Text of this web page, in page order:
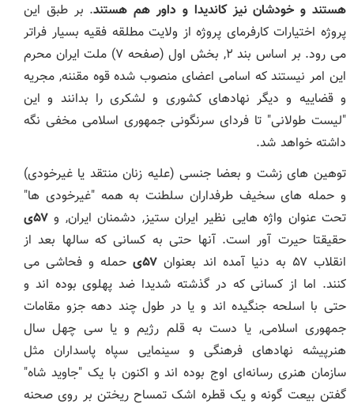
هستند و خودشان نیز کاندیدا و داور هم هستند. بر طبق این
پروژه اختیارات کارفرمای پروژه از ولایت مطلقه فقیه بسیار فراتر
می رود. بر اساس بند ۲, بخش اول (صفحه ۷) ملت ایران محرم
این امر نیستند که اسامی اعضای منصوب شده قوه مقننه, مجریه
و قضاییه و دیگر نهادهای کشوری و لشکری را بدانند و این
"لیست طولانی" تا فردای سرنگونی جمهوری اسلامی مخفی نگه
داشته خواهد شد.
توهین های زشت و بعضا جنسی (علیه زنان منتقد یا غیرخودی)
و حمله های سخیف طرفداران سلطنت به همه "غیرخودی ها"
تحت عنوان واژه هایی نظیر ایران ستیز, دشمنان ایران, و ۵۷ی
حقیقتا حیرت آور است. آنها حتی به کسانی که سالها بعد از
انقلاب ۵۷ به دنیا آمده اند بعنوان
۵۷ی
حمله و فحاشی می
کنند. اما از کسانی که در گذشته شدیدا ضد پهلوی بوده اند و
حتی با اسلحه جنگیده اند و یا در طول چند دهه جزو مقامات
جمهوری اسلامی, یا دست به قلم رژیم و یا سی چهل سال
هنرپیشه نهادهای فرهنگی و سینمایی سپاه پاسداران مثل
سازمان هنری رسانه‌ای اوج بوده اند و اکنون با یک "جاوید شاه"
گفتن بیعت گونه و یک قطره اشک تمساح ریختن بر روی صحنه